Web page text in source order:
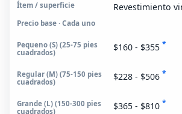
Revestimiento
Precio base · Cada uno
$160 - $355 *
$228 - $506 *
$365 - $810 *